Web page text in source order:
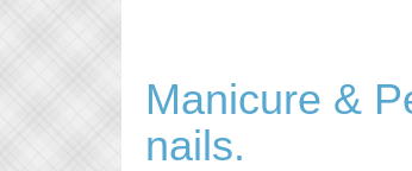
Manicure &
nails.